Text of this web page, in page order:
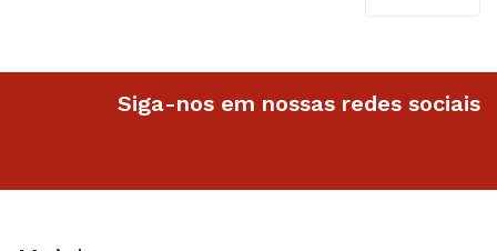
Siga-nos em nossas redes sociais